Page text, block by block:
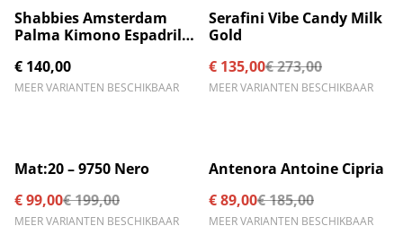
Shabbies Amsterdam
Palma Kimono Espadrille
€ 140,00
MEER VARIANTEN BESCHIKBAAR
%
Serafini Vibe Candy Milk
Gold
€ 135,00€ 273,00
MEER VARIANTEN BESCHIKBAAR
%
Mat:20 – 9750 Nero
€ 99,00€ 199,00
MEER VARIANTEN BESCHIKBAAR
%
Antenora Antoine Cipria
€ 89,00€ 185,00
MEER VARIANTEN BESCHIKBAAR